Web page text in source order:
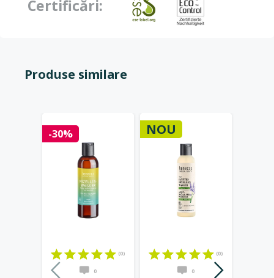
Certificări:
Produse similare
-30%
(0)
0
NOU
(0)
0